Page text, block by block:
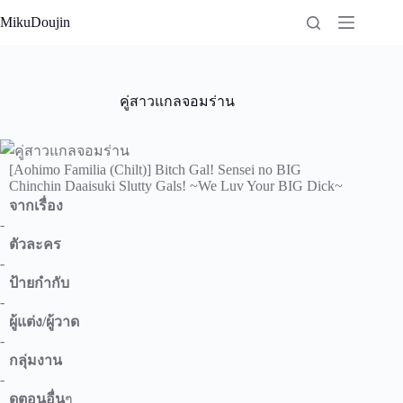
to
MikuDoujin
คู่สาวแกลจอมร่าน
[Aohimo Familia (Chilt)] Bitch Gal! Sensei no BIG
Chinchin Daaisuki Slutty Gals! ~We Luv Your BIG Dick~
จากเรื่อง
-
ตัวละคร
-
ป้ายกำกับ
-
ผู้แต่ง/ผู้วาด
-
กลุ่มงาน
-
ดูตอนอื่นๆ